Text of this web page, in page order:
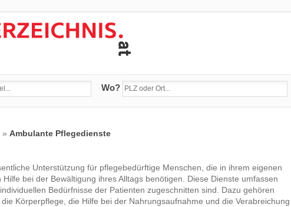
Wo?
» Ambulante Pflegedienste
Unterstützung für pflegebedürftige Menschen, die in ihrem eigenen
bei der Bewältigung ihres Alltags benötigen. Diese Dienste umfassen
Bedürfnisse der Patienten zugeschnitten sind. Dazu gehören
Körperpflege, die Hilfe bei der Nahrungsaufnahme und die Verabreichung